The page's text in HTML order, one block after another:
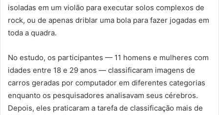
isoladas em um violão para executar solos complexos de
rock, ou de apenas driblar uma bola para fazer jogadas em
toda a quadra.
No estudo, os participantes — 11 homens e mulheres com
idades entre 18 e 29 anos — classificaram imagens de
carros geradas por computador em diferentes categorias
enquanto os pesquisadores analisavam seus cérebros.
Depois, eles praticaram a tarefa de classificação mais de